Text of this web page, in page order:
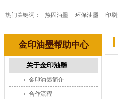
热门关键词： 热固油墨 环保油墨 印
金印油墨帮助中心
关于金印油墨
金印油墨简介
合作流程